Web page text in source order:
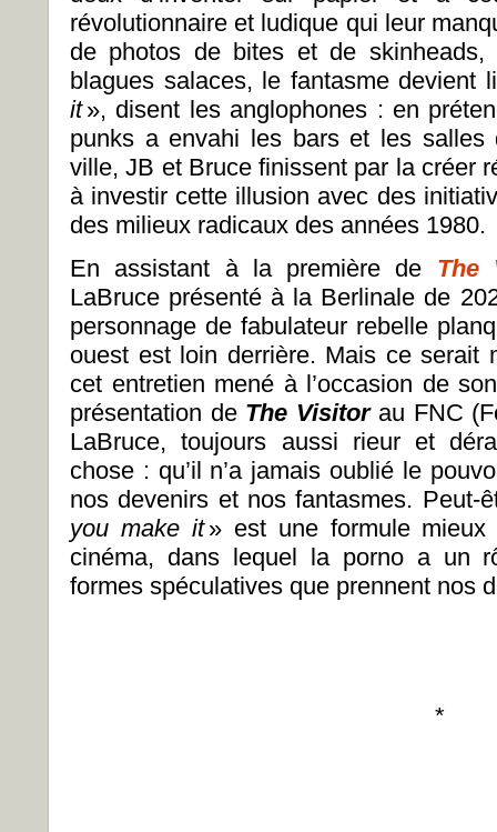
révolutionnaire et ludique qui leur
de photos de bites et de
blagues salaces, le fantasme devient
it», disent les anglophones : en
punks a envahi les bars et les salles
ville, JB et Bruce finissent par la créer
à investir cette illusion avec des
des milieux radicaux des années 1980.
En assistant à la première de The
LaBruce présenté à la Berlinale de
personnage de fabulateur rebelle
ouest est loin derrière. Mais ce serait
cet entretien mené à l’occasion de
présentation de The Visitor au FNC
LaBruce, toujours aussi rieur et
chose : qu’il n’a jamais oublié le
nos devenirs et nos fantasmes. Peut-
you make it» est une formule mieux
cinéma, dans lequel la porno a un
formes spéculatives que prennent nos
*